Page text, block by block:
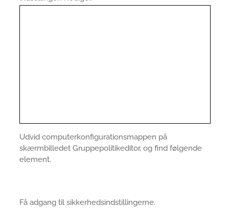
Udvid computerkonfigurationsmappen på
skærmbilledet Gruppepolitikeditor, og find følgende
element.
Få adgang til sikkerhedsindstillingerne.